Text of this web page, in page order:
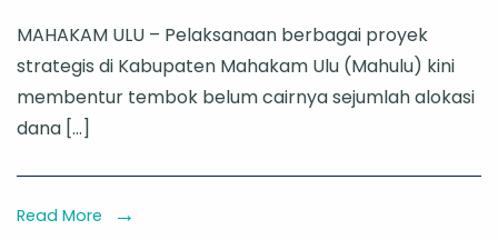
Mahulu
Kejelasan
Rp
MAHAKAM ULU – Pelaksanaan berbagai proyek
strategis di Kabupaten Mahakam Ulu (Mahulu) kini
membentur tembok belum cairnya sejumlah alokasi
dana […]
Read More